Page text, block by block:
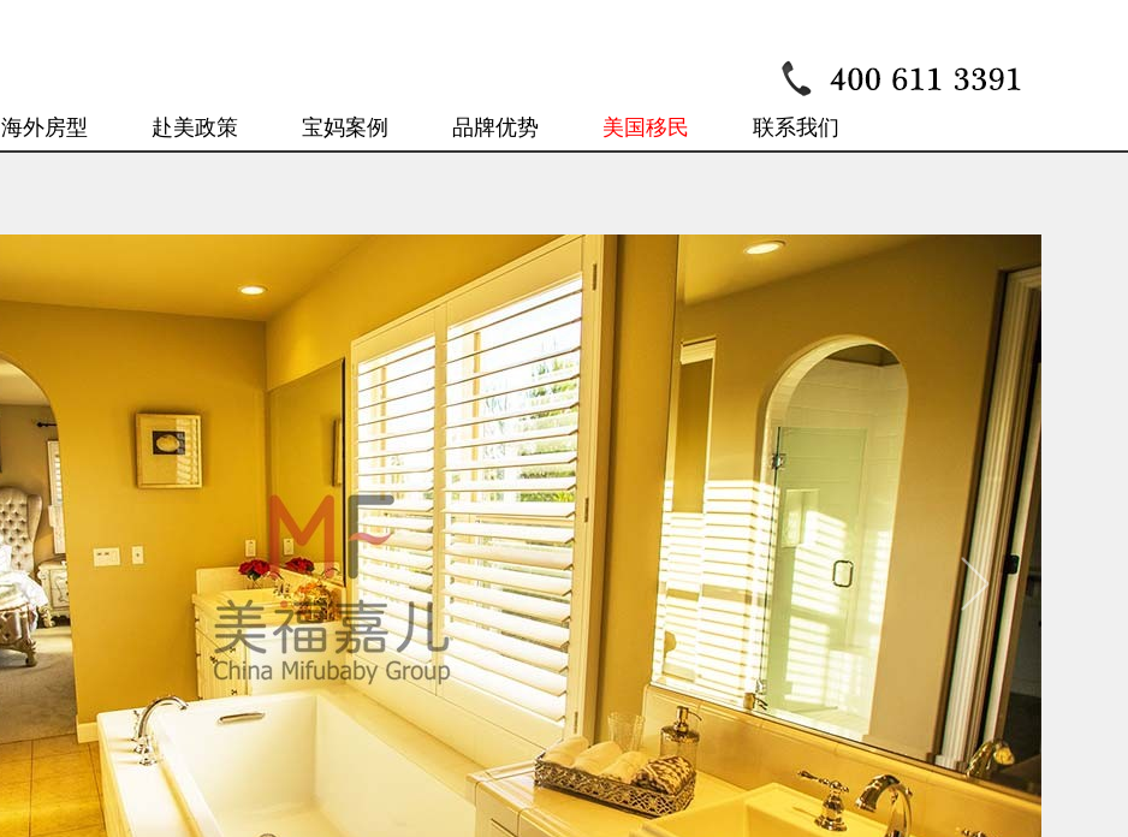
海外房型 赴美政策 宝妈案例 品牌优势 美国移民 联系我们